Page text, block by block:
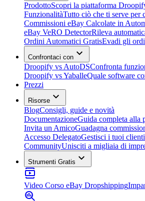
ProdottoScopri la piattaforma
FunzionalitàTutto ciò che ti serve per
Commissioni eBay Calcolate in
eBay VeRO DetectorRileva
Ordini Automatici GratisEvadi gli
Confrontaci con
Droopify vs AutoDSConfronta
Droopify vs YaballeQuale software
Prezzi
Risorse
BlogConsigli, guide e novità
DocumentazioneGuida completa alla
Invita un AmicoGuadagna
Accesso DelegatoGestisci i tuoi
CommunityUnisciti a migliaia di
Strumenti Gratis
Video Corso eBay Dropshipping